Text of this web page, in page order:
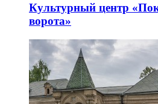
Культурный центр
ворота»